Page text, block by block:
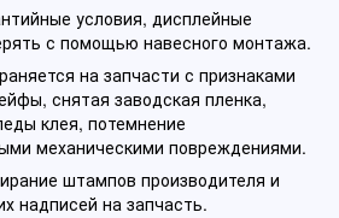
условия, дисплейные
с помощью навесного монтажа.
на запчасти с признаками
снятая заводская пленка,
клея, потемнение
механическими повреждениями.
штампов производителя и
надписей на запчасть.